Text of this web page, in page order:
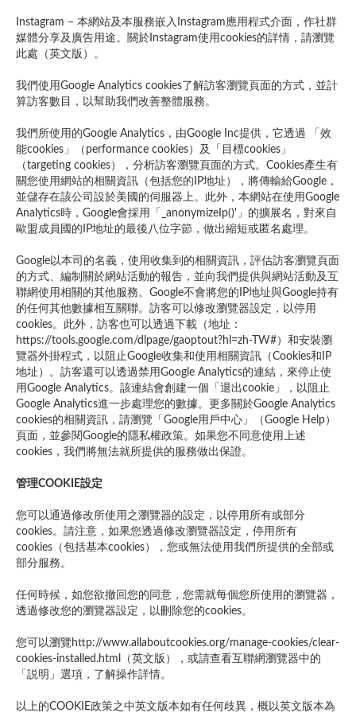
Instagram – 本網站及本服務嵌入Instagram應用程式介面，作社群
媒體分享及廣告用途。關於Instagram使用cookies的詳情，請瀏覽
此處（英文版）。
我們使用Google Analytics cookies了解訪客瀏覽頁面的方式，並計
算訪客數目，以幫助我們改善整體服務。
我們所使用的Google Analytics，由Google Inc提供，它透過 「效
能cookies」（performance cookies）及「目標cookies」
（targeting cookies），分析訪客瀏覽頁面的方式。Cookies產生有
關您使用網站的相關資訊（包括您的IP地址），將傳輸給Google，
並儲存在該公司設於美國的伺服器上。此外，本網站在使用Google
Analytics時，Google會採用「_anonymizeIp()'」的擴展名，對來自
歐盟成員國的IP地址的最後八位字節，做出縮短或匿名處理。
Google以本司的名義，使用收集到的相關資訊，評估訪客瀏覽頁面
的方式、編制關於網站活動的報告，並向我們提供與網站活動及互
聯網使用相關的其他服務。Google不會將您的IP地址與Google持有
的任何其他數據相互關聯。訪客可以修改瀏覽器設定，以停用
cookies。此外，訪客也可以透過下載（地址：
https://tools.google.com/dlpage/gaoptout?hl=zh-TW#）和安裝瀏
覽器外掛程式，以阻止Google收集和使用相關資訊（Cookies和IP
地址）。訪客還可以透過禁用Google Analytics的連結，來停止使
用Google Analytics。該連結會創建一個「退出cookie」，以阻止
Google Analytics進一步處理您的數據。更多關於Google Analytics
cookies的相關資訊，請瀏覽「Google用戶中心」（Google Help）
頁面，並參閱Google的隱私權政策。如果您不同意使用上述
cookies，我們將無法就所提供的服務做出保證。
管理COOKIE設定
您可以通過修改所使用之瀏覽器的設定，以停用所有或部分
cookies。請注意，如果您透過修改瀏覽器設定，停用所有
cookies（包括基本cookies），您或無法使用我們所提供的全部或
部分服務。
任何時候，如您欲撤回您的同意，您需就每個您所使用的瀏覽器，
透過修改您的瀏覽器設定，以刪除您的cookies。
您可以瀏覽http://www.allaboutcookies.org/manage-cookies/clear-
cookies-installed.html（英文版），或請查看互聯網瀏覽器中的
「説明」選項，了解操作詳情。
以上的COOKIE政策之中英文版本如有任何歧異，概以英文版本為